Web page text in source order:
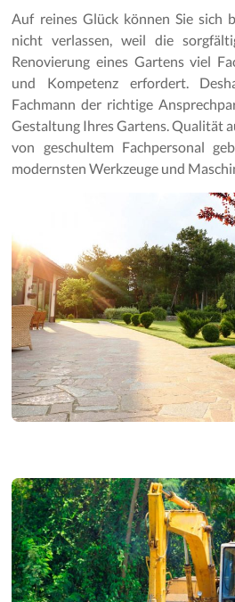
–
Gartenbau
Gartenpflege
Auf reines Glück können Sie sich
nicht verlassen, weil die
Renovierung eines Gartens viel
und Kompetenz erfordert.
Fachmann der richtige
Gestaltung Ihres Gartens. Qualität
von geschultem Fachpersonal
modernsten Werkzeuge und